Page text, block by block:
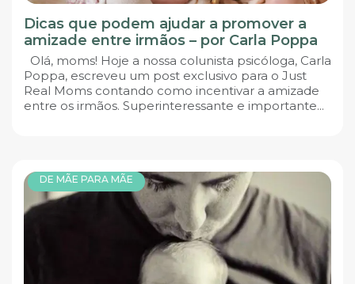
Dicas que podem ajudar a promover a
amizade entre irmãos – por Carla Poppa
Olá, moms! Hoje a nossa colunista psicóloga, Carla
Poppa, escreveu um post exclusivo para o Just
Real Moms contando como incentivar a amizade
entre os irmãos. Superinteressante e importante...
DE MÃE PARA MÃE